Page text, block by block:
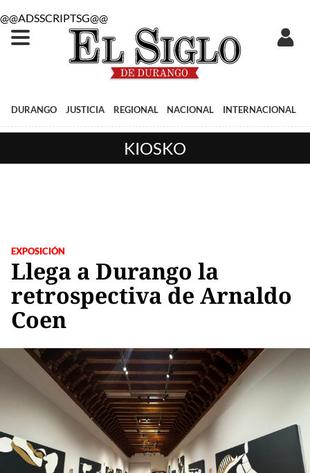
@@ADSSCRIPTSG@@
DURANGO JUSTICIA REGIONAL NACIONAL INTERNACIONAL
KIOSKO
EXPOSICIÓN
Llega a Durango la
retrospectiva de Arnaldo
Coen